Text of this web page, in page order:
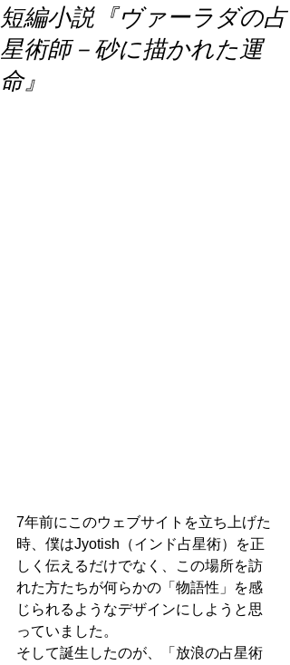
短編小説『ヴァーラダの占
星術師－砂に描かれた運
命』
7年前にこのウェブサイトを立ち上げた
時、僕はJyotish（インド占星術）を正
しく伝えるだけでなく、この場所を訪
れた方たちが何らかの「物語性」を感
じられるようなデザインにしようと思
っていました。
そして誕生したのが、「放浪の占星術